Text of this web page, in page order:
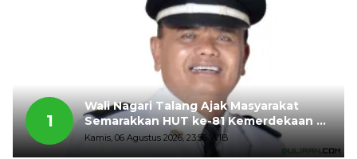
1
Wali Nagari Talang Ajak Masyarakat
Semarakkan HUT ke-81 Kemerdekaan RI
dengan Mengibarkan Bendera Merah
Putih
Kamis, 06 Agustus 2026, 23:56 WIB